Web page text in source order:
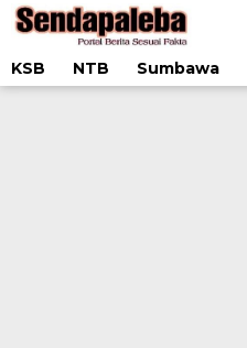
Lewati
ke
KSB
NTB Sumbawa